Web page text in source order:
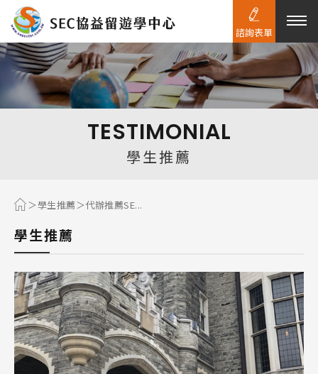
熱門搜尋：
TESTIMONIAL
學生推薦
學生推薦 代辦推薦SE...
學生推薦
諮詢表單